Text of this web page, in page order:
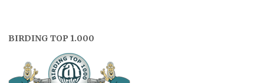
BIRDING TOP 1.000